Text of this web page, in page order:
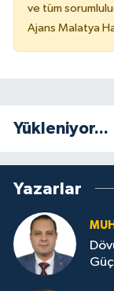
ve tüm
Ajans Malatya
Yükleniyor...
Yazarlar